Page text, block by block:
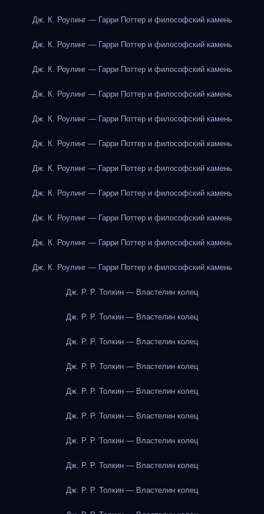
Дж. К. Роулинг — Гарри Поттер и философский камень
Дж. К. Роулинг — Гарри Поттер и философский камень
Дж. К. Роулинг — Гарри Поттер и философский камень
Дж. К. Роулинг — Гарри Поттер и философский камень
Дж. К. Роулинг — Гарри Поттер и философский камень
Дж. К. Роулинг — Гарри Поттер и философский камень
Дж. К. Роулинг — Гарри Поттер и философский камень
Дж. К. Роулинг — Гарри Поттер и философский камень
Дж. К. Роулинг — Гарри Поттер и философский камень
Дж. К. Роулинг — Гарри Поттер и философский камень
Дж. К. Роулинг — Гарри Поттер и философский камень
Дж. Р. Р. Толкин — Властелин колец
Дж. Р. Р. Толкин — Властелин колец
Дж. Р. Р. Толкин — Властелин колец
Дж. Р. Р. Толкин — Властелин колец
Дж. Р. Р. Толкин — Властелин колец
Дж. Р. Р. Толкин — Властелин колец
Дж. Р. Р. Толкин — Властелин колец
Дж. Р. Р. Толкин — Властелин колец
Дж. Р. Р. Толкин — Властелин колец